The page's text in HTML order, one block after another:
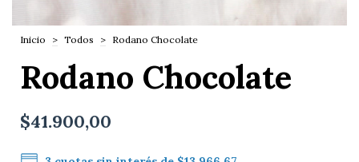
Inicio > Todos > Rodano Chocolate
Rodano Chocolate
$41.900,00